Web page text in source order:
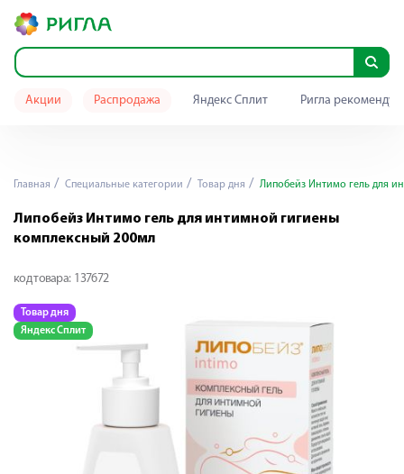
Акции Распродажа Яндекс Сплит Ригла
Главная Специальные категории Товар дня Липобейз Интимо гель для
Липобейз Интимо гель для интимной гигиены
комплексный 200мл
код товара: 137672
Товар дня
Яндекс Сплит